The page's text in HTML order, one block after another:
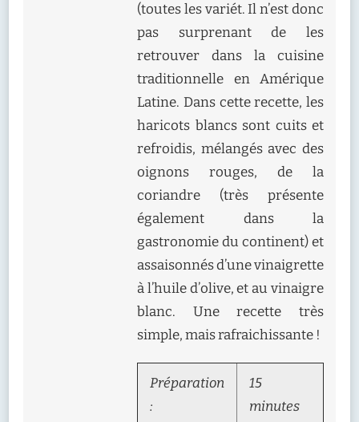
(toutes les variét. Il n’est donc
pas surprenant de les
retrouver dans la cuisine
traditionnelle en Amérique
Latine. Dans cette recette, les
haricots blancs sont cuits et
refroidis, mélangés avec des
oignons rouges, de la
coriandre (très présente
également dans la
gastronomie du continent) et
assaisonnés d’une vinaigrette
à l’huile d’olive, et au vinaigre
blanc. Une recette très
simple, mais rafraichissante !
Préparation
:
15
minutes